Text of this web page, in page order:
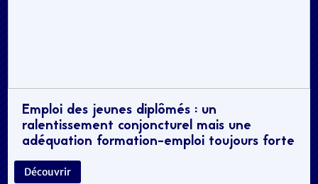
Emploi des jeunes diplômés : un
ralentissement conjoncturel mais une
adéquation formation-emploi toujours forte
Découvrir